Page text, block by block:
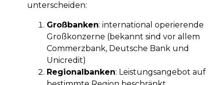
unterscheiden:
Großbanken: international operierende
Großkonzerne (bekannt sind vor allem
Commerzbank, Deutsche Bank und
Unicredit)
Regionalbanken: Leistungsangebot auf